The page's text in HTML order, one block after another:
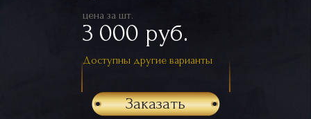
цена за шт.
3 000 руб.
Доступны другие варианты
Заказать